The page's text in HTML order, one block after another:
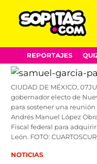
Skip
to
content
REPORTAJES
CIUDAD DE MÉXICO,
gobernador electo de
para sostener una
Andrés Manuel López
Fiscal federal para
León. FOTO:
POSTED
NOTICIAS